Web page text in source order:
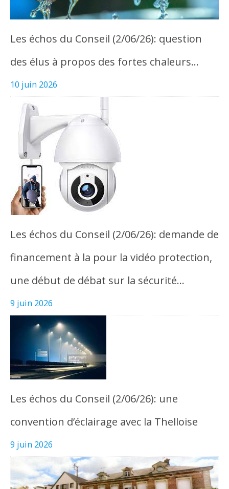
Les échos du Conseil (2/06/26): question
des élus à propos des fortes chaleurs…
10 juin 2026
Les échos du Conseil (2/06/26): demande de
financement à la pour la vidéo protection,
une début de débat sur la sécurité…
9 juin 2026
Les échos du Conseil (2/06/26): une
convention d’éclairage avec la Thelloise
9 juin 2026